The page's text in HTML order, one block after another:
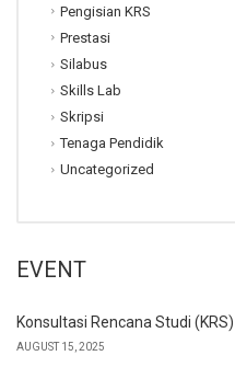
Pengisian KRS
Prestasi
Silabus
Skills Lab
Skripsi
Tenaga Pendidik
Uncategorized
EVENT
Konsultasi Rencana Studi
AUGUST 15, 2025